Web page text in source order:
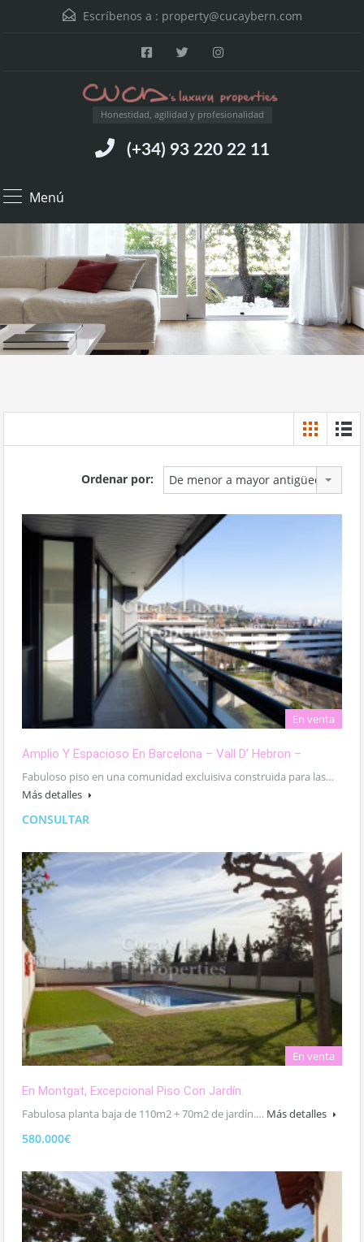
Escríbenos a : property@cucaybern.com
Honestidad, agilidad y profesionalidad
(+34) 93 220 22 11
Menú
Ordenar por: De menor a mayor antigüedad
En venta
Amplio Y Espacioso En Barcelona – Vall D’ Hebron –
Fabuloso piso en una comunidad excluisiva construida para las…
Más detalles
CONSULTAR
En venta
En Montgat, Excepcional Piso Con Jardín.
Fabulosa planta baja de 110m2 + 70m2 de jardín.… Más detalles
580.000€